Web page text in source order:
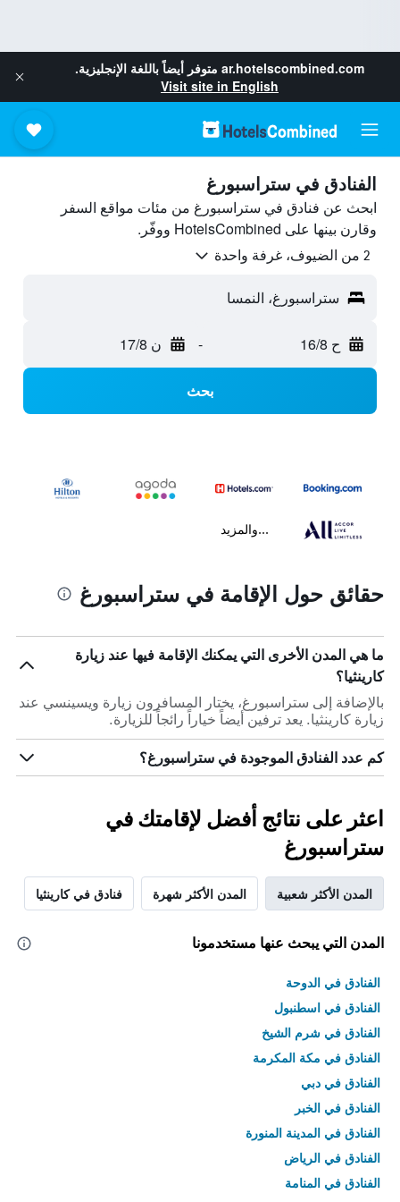
ar.hotelscombined.com متوفر أيضاً باللغة الإنجليزية.
Visit site in English
الفنادق في ستراسبورغ
ابحث عن فنادق في ستراسبورغ من مئات مواقع السفر
وقارن بينها على HotelsCombined ووفّر.
2 من الضيوف، غرفة واحدة
ستراسبورغ، النمسا
ح 16/8 - ن 17/8
بحث
...والمزيد
حقائق حول الإقامة في ستراسبورغ
ما هي المدن الأخرى التي يمكنك الإقامة فيها عند زيارة
كارينثيا؟
بالإضافة إلى ستراسبورغ، يختار المسافرون زيارة ويسينسي عند
زيارة كارينثيا. يعد ترفين أيضاً خياراً رائجاً للزيارة.
كم عدد الفنادق الموجودة في ستراسبورغ؟
اعثر على نتائج أفضل لإقامتك في
ستراسبورغ
المدن الأكثر شعبية المدن الأكثر شهرة فنادق في كارينثيا
المدن التي يبحث عنها مستخدمونا
الفنادق في الدوحة
الفنادق في اسطنبول
الفنادق في شرم الشيخ
الفنادق في مكة المكرمة
الفنادق في دبي
الفنادق في الخبر
الفنادق في المدينة المنورة
الفنادق في الرياض
الفنادق في المنامة